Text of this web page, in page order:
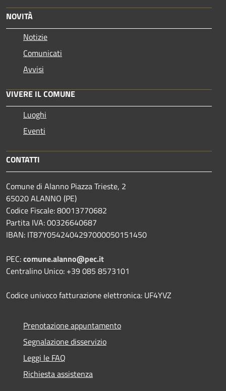
NOVITÀ
Notizie
Comunicati
Avvisi
VIVERE IL COMUNE
Luoghi
Eventi
CONTATTI
Comune di Alanno Piazza Trieste, 2
65020 ALANNO (PE)
Codice Fiscale: 80013770682
Partita IVA: 00326640687
IBAN: IT87Y0542404297000050151450
PEC:comune.alanno@pec.it
Centralino Unico: +39 085 8573101
Codice univoco fatturazione elettronica: UF4YVZ
Prenotazione appuntamento
Segnalazione disservizio
Leggi le FAQ
Richiesta assistenza